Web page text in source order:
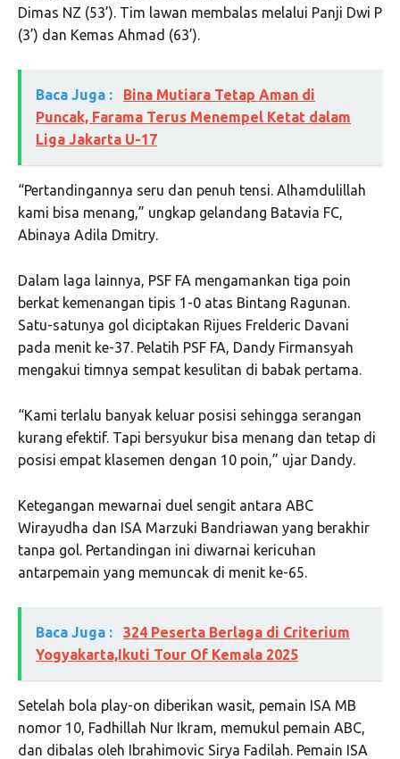
Dimas NZ (53’). Tim lawan membalas melalui Panji Dwi P
(3’) dan Kemas Ahmad (63’).
Baca Juga :
Bina Mutiara Tetap Aman di
Puncak, Farama Terus Menempel Ketat dalam
Liga Jakarta U-17
“Pertandingannya seru dan penuh tensi. Alhamdulillah
kami bisa menang,” ungkap gelandang Batavia FC,
Abinaya Adila Dmitry.
Dalam laga lainnya, PSF FA mengamankan tiga poin
berkat kemenangan tipis 1-0 atas Bintang Ragunan.
Satu-satunya gol diciptakan Rijues Frelderic Davani
pada menit ke-37. Pelatih PSF FA, Dandy Firmansyah
mengakui timnya sempat kesulitan di babak pertama.
“Kami terlalu banyak keluar posisi sehingga serangan
kurang efektif. Tapi bersyukur bisa menang dan tetap di
posisi empat klasemen dengan 10 poin,” ujar Dandy.
Ketegangan mewarnai duel sengit antara ABC
Wirayudha dan ISA Marzuki Bandriawan yang berakhir
tanpa gol. Pertandingan ini diwarnai kericuhan
antarpemain yang memuncak di menit ke-65.
Baca Juga :
324 Peserta Berlaga di Criterium
Yogyakarta,Ikuti Tour Of Kemala 2025
Setelah bola play-on diberikan wasit, pemain ISA MB
nomor 10, Fadhillah Nur Ikram, memukul pemain ABC,
dan dibalas oleh Ibrahimovic Sirya Fadilah. Pemain ISA